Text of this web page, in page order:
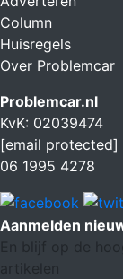
Column
Huisregels
Over Problemcar
Problemcar.nl
KvK: 02039474
[email protected]
06 1995 4278
Aanmelden
En blijf op de
artikelen